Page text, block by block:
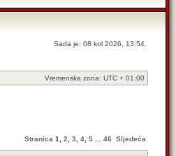
Sada je: 08 kol 2026, 13:54.
Vremenska zona: UTC + 01:00
Stranica 1 2 3 4 5 46 Sljedeća